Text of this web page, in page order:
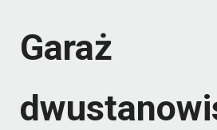
Garaż